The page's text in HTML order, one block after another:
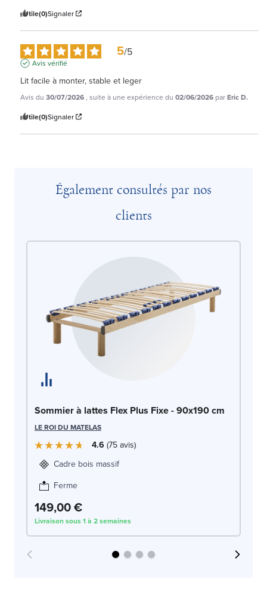
Utile(0)Signaler
5/5
Avis vérifié
Lit facile à monter, stable et leger
Avis du 30/07/2026, suite à une expérience du 02/06/2026 parEric D.
Utile(0)Signaler
Également consultés par nos
clients
Sommier à lattes Flex Plus Fixe - 90x190 cm
LE ROI DU MATELAS
4.6 75avis
Cadre bois massif
Ferme
149,00 €
Livraison sous 1 à 2 semaines